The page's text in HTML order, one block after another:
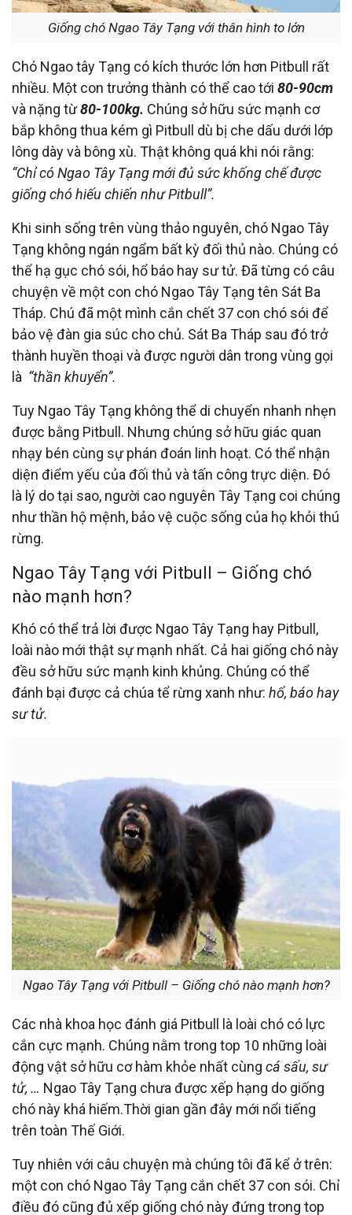
Giống chó Ngao Tây Tạng với thân hình to lớn
Chó Ngao tây Tạng có kích thước lớn hơn Pitbull rất
nhiều. Một con trưởng thành có thể cao tới 80-90cm
và nặng từ80-100kg. Chúng sở hữu sức mạnh cơ
bắp không thua kém gì Pitbull dù bị che dấu dưới lớp
lông dày và bông xù. Thật không quá khi nói rằng:
“Chỉ có Ngao Tây Tạng mới đủ sức khống chế được
giống chó hiếu chiến như Pitbull”.
Khi sinh sống trên vùng thảo nguyên, chó Ngao Tây
Tạng không ngán ngẩm bất kỳ đối thủ nào. Chúng có
thể hạ gục chó sói, hổ báo hay sư tử. Đã từng có câu
chuyện về một con chó Ngao Tây Tạng tên Sát Ba
Tháp. Chú đã một mình cắn chết 37 con chó sói để
bảo vệ đàn gia súc cho chủ. Sát Ba Tháp sau đó trở
thành huyền thoại và được người dân trong vùng gọi
là “thần khuyển”.
Tuy Ngao Tây Tạng không thể di chuyển nhanh nhẹn
được bằng Pitbull. Nhưng chúng sở hữu giác quan
nhạy bén cùng sự phán đoán linh hoạt. Có thể nhận
diện điểm yếu của đối thủ và tấn công trực diện. Đó
là lý do tại sao, người cao nguyên Tây Tạng coi chúng
như thần hộ mệnh, bảo vệ cuộc sống của họ khỏi thú
rừng.
Ngao Tây Tạng với Pitbull – Giống chó
nào mạnh hơn?
Khó có thể trả lời được Ngao Tây Tạng hay Pitbull,
loài nào mới thật sự mạnh nhất. Cả hai giống chó này
đều sở hữu sức mạnh kinh khủng. Chúng có thể
đánh bại được cả chúa tể rừng xanh như: hổ, báo hay
sư tử.
Ngao Tây Tạng với Pitbull – Giống chó nào mạnh hơn?
Các nhà khoa học đánh giá Pitbull là loài chó có lực
cắn cực mạnh. Chúng nằm trong top 10 những loài
động vật sở hữu cơ hàm khỏe nhất cùng cá sấu, sư
tử, … Ngao Tây Tạng chưa được xếp hạng do giống
chó này khá hiếm.Thời gian gần đây mới nổi tiếng
trên toàn Thế Giới.
Tuy nhiên với câu chuyện mà chúng tôi đã kể ở trên:
một con chó Ngao Tây Tạng cắn chết 37 con sói. Chỉ
điều đó cũng đủ xếp giống chó này đứng trong top